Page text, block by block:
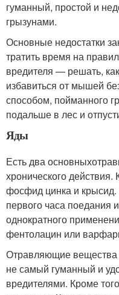
гуманный, простой и
грызунами.
Основные недостатки
тратить время на
вредителя — решать,
избавиться от мышей
способом, пойманного
подальше в лес и
Яды
Есть два
хронического
фосфид цинка и
первого часа поедания
однократного
фентолацин или
Отравляющие
не самый гуманный и
вредителями. Кроме